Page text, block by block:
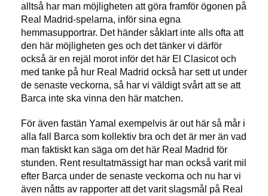
alltså har man möjligheten att göra framför ögonen på
Real Madrid-spelarna, inför sina egna
hemmasupportrar. Det händer såklart inte alls ofta att
den här möjligheten ges och det tänker vi därför
också är en rejäl morot inför det här El Clasicot och
med tanke på hur Real Madrid också har sett ut under
de senaste veckorna, så har vi väldigt svårt att se att
Barca inte ska vinna den här matchen.
För även fastän Yamal exempelvis är out här så mår i
alla fall Barca som kollektiv bra och det är mer än vad
man faktiskt kan säga om det här Real Madrid för
stunden. Rent resultatmässigt har man också varit mil
efter Barca under de senaste veckorna och nu har vi
även nåtts av rapporter att det varit slagsmål på Real